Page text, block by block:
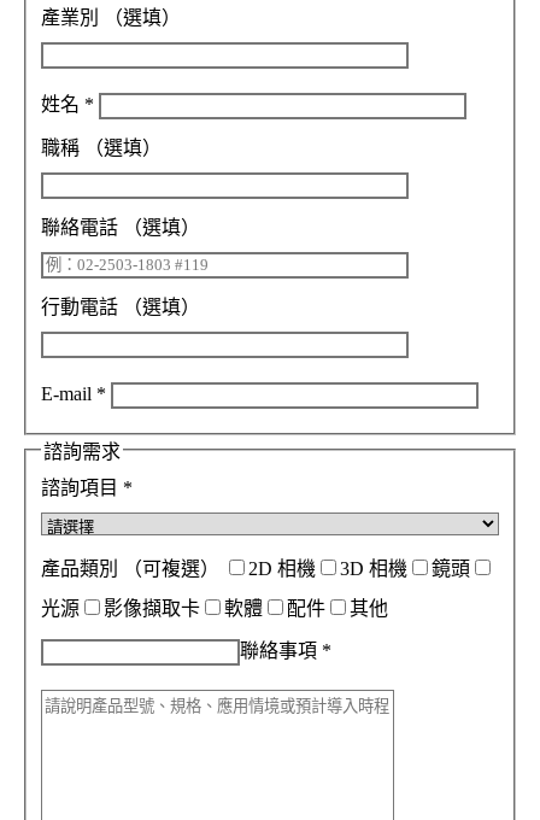
產業別 （選填）
姓名 *
職稱 （選填）
聯絡電話 （選填）
行動電話 （選填）
E-mail *
諮詢需求
諮詢項目 *
產品類別 （可複選） 2D 相機 3D 相機
鏡頭
光源
影像擷取卡 軟體 配件 其他
聯絡事項 *